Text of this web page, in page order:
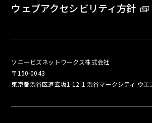
ウェブアクセシビリティ方針
ソニービズネットワークス株式会社
〒150-0043
東京都渋谷区道玄坂1-12-1 渋谷マークシティ ウエ